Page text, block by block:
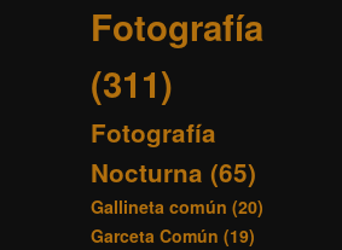
Fotografía
(311)
Fotografía
Nocturna (65)
Gallineta común (20)
Garceta Común (19)